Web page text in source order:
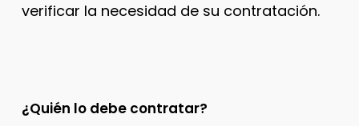
verificar la necesidad de su contratación.
¿Quién lo debe contratar?